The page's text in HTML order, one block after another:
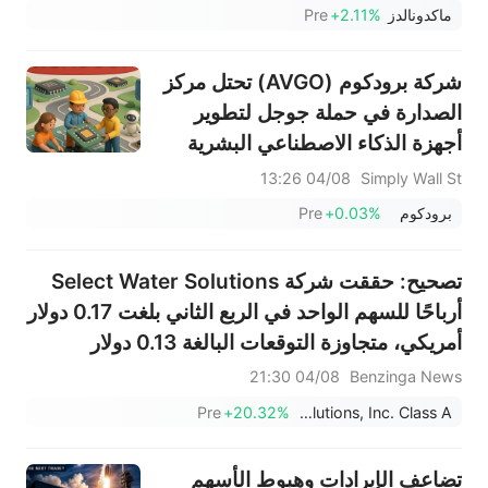
رقمية سريعة لإعادة تنشيط عملائنا الدائمين؛ وسنعيد
ماكدونالدز +2.11%
Pre
شركة برودكوم (AVGO) تحتل مركز
الصدارة في حملة جوجل لتطوير
أجهزة الذكاء الاصطناعي البشرية
Simply Wall St
04/08 13:26
برودكوم
+0.03%
Pre
تصحيح: حققت شركة Select Water Solutions
أرباحًا للسهم الواحد في الربع الثاني بلغت 0.17 دولار
أمريكي، متجاوزة التوقعات البالغة 0.13 دولار
Benzinga News
04/08 21:30
Select Water Solutions, Inc. Class A
+20.32%
Pre
تضاعف الإيرادات وهبوط الأسهم